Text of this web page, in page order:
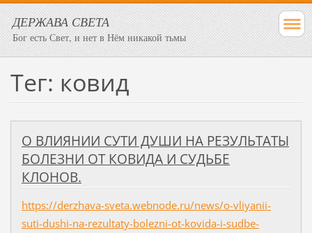
ДЕРЖАВА СВЕТА
Бог есть Свет, и нет в Нём никакой тьмы
Тег: ковид
О ВЛИЯНИИ СУТИ ДУШИ НА РЕЗУЛЬТАТЫ
БОЛЕЗНИ ОТ КОВИДА И СУДЬБЕ
КЛОНОВ.
https://derzhava-sveta.webnode.ru/news/o-vliyanii-
suti-dushi-na-rezultaty-bolezni-ot-kovida-i-sudbe-